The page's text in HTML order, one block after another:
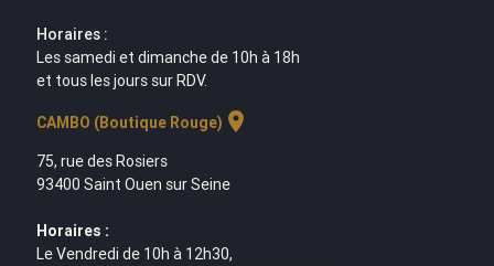
Horaires :
Les samedi et dimanche de 10h à 18h
et tous les jours sur RDV.
CAMBO (Boutique Rouge) location_on
75, rue des Rosiers
93400 Saint Ouen sur Seine
Horaires :
Le Vendredi de 10h à 12h30,